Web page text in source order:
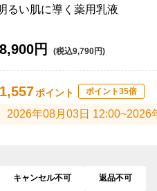
るい肌に導く薬用乳液
8,900円 (税込9,790円)
1,557ポイント ポイント35倍
2026年08月03日 12:00~2026
キャンセル不可 返品不可